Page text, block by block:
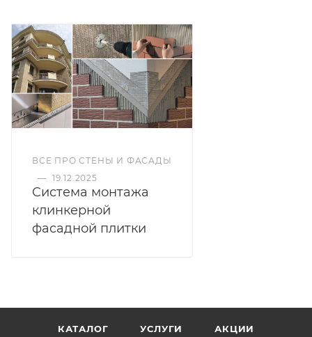
ВСЕ ПРО СТЕНЫ И ФАСАДЫ
— 19.12.2025
Cистема монтажа
клинкерной
фасадной плитки
КАТАЛОГ УСЛУГИ АКЦИИ